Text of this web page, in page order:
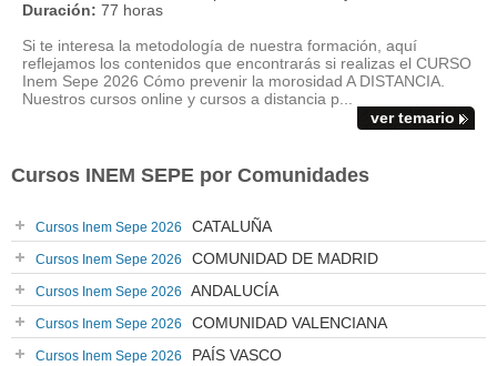
Duración: 77 horas
Si te interesa la metodología de nuestra formación, aquí
reflejamos los contenidos que encontrarás si realizas el CURSO
Inem Sepe 2026 Cómo prevenir la morosidad A DISTANCIA.
Nuestros cursos online y cursos a distancia p...
ver temario
Cursos INEM SEPE por Comunidades
Cursos Inem Sepe 2026 CATALUÑA
Cursos Inem Sepe 2026 COMUNIDAD DE MADRID
Cursos Inem Sepe 2026 ANDALUCÍA
Cursos Inem Sepe 2026 COMUNIDAD VALENCIANA
Cursos Inem Sepe 2026 PAÍS VASCO